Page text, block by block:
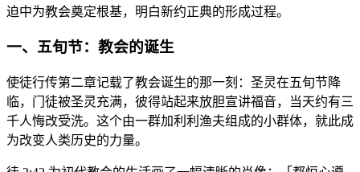
迫中为教会奠定根基，明白新约正典的形成过程。
一、五旬节：教会的诞生
使徒行传第二章记载了教会诞生的那一刻：圣灵在五旬节降
临，门徒被圣灵充满，彼得站起来放胆宣讲福音，当天约有三
千人悔改受洗。这个由一群加利利渔夫组成的小群体，就此成
为改变人类历史的力量。